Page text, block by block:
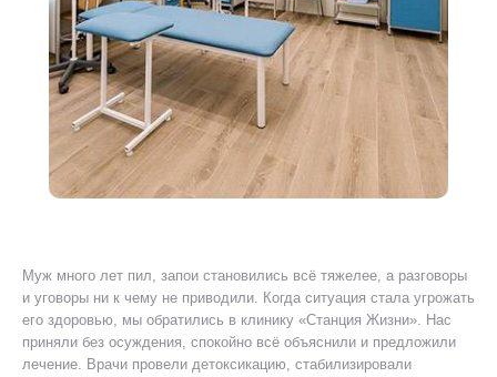
Муж много лет пил, запои становились всё тяжелее, а разговоры
и уговоры ни к чему не приводили. Когда ситуация стала угрожать
его здоровью, мы обратились в клинику «Станция Жизни». Нас
приняли без осуждения, спокойно всё объяснили и предложили
лечение. Врачи провели детоксикацию, стабилизировали